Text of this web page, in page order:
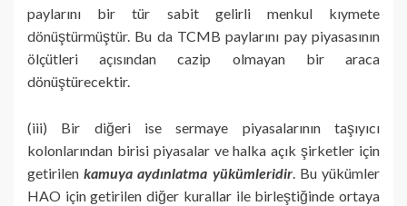
paylarını bir tür sabit gelirli menkul kıymete
dönüştürmüştür. Bu da TCMB paylarını pay piyasasının
ölçütleri açısından cazip olmayan bir araca
dönüştürecektir.
(iii) Bir diğeri ise sermaye piyasalarının taşıyıcı
kolonlarından birisi piyasalar ve halka açık şirketler için
getirilenkamuya aydınlatma yükümleridir. Bu yükümler
HAO için getirilen diğer kurallar ile birleştiğinde ortaya